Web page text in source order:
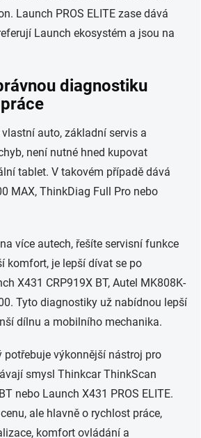
Launch PROS ELITE zase dává
Launch ekosystém a jsou na
diagnostiku
auto, základní servis a
není nutné hned kupovat
tablet. V takovém případě dává
MAX, ThinkDiag Full Pro nebo
více autech, řešíte servisní funkce
komfort, je lepší dívat se po
X431 CRP919X BT, Autel MK808K-
Tyto diagnostiky už nabídnou lepší
dílnu a mobilního mechanika.
potřebuje výkonnější nástroj pro
smysl Thinkcar ThinkScan
nebo Launch X431 PROS ELITE.
ale hlavně o rychlost práce,
komfort ovládání a